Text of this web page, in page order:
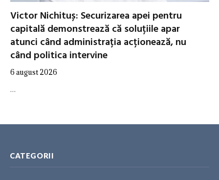
Victor Nichituș: Securizarea apei pentru
capitală demonstrează că soluțiile apar
atunci când administrația acționează, nu
când politica intervine
6 august 2026
…
CATEGORII